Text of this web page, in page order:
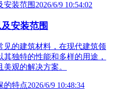
2026/6/9 10:54:02
安装范围
见的建筑材料，在现代建筑领
独特的性能和多样的用途，
观的解决方案。
2026/6/9 10:48:34